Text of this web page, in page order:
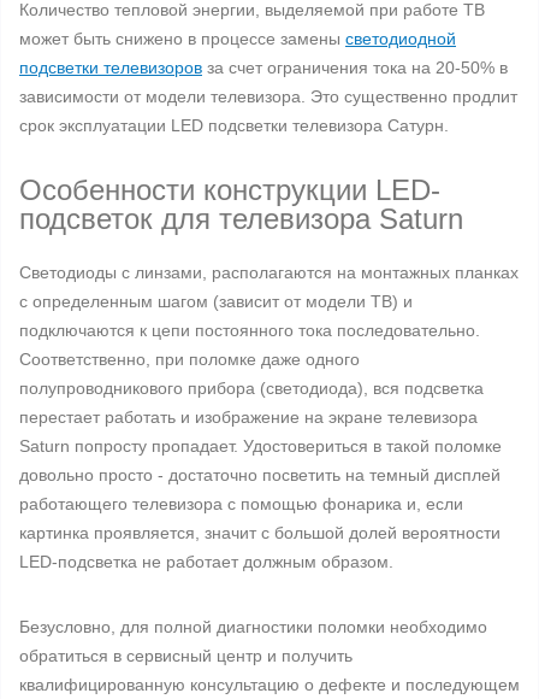
Количество тепловой энергии, выделяемой при работе ТВ
может быть снижено в процессе замены светодиодной
подсветки телевизоров за счет ограничения тока на 20-50% в
зависимости от модели телевизора. Это существенно продлит
срок эксплуатации LED подсветки телевизора Сатурн.
Особенности конструкции LED-
подсветок для телевизора Saturn
Светодиоды с линзами, располагаются на монтажных планках
с определенным шагом (зависит от модели ТВ) и
подключаются к цепи постоянного тока последовательно.
Соответственно, при поломке даже одного
полупроводникового прибора (светодиода), вся подсветка
перестает работать и изображение на экране телевизора
Saturn попросту пропадает. Удостовериться в такой поломке
довольно просто - достаточно посветить на темный дисплей
работающего телевизора с помощью фонарика и, если
картинка проявляется, значит с большой долей вероятности
LED-подсветка не работает должным образом.
Безусловно, для полной диагностики поломки необходимо
обратиться в сервисный центр и получить
квалифицированную консультацию о дефекте и последующем